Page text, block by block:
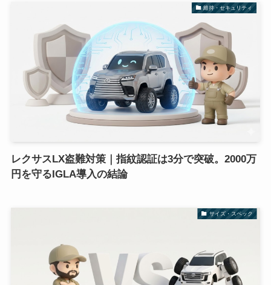
維持・セキュリティ
レクサスLX盗難対策｜指紋認証は3分で突破。2000万
円を守るIGLA導入の結論
サイズ・スペック